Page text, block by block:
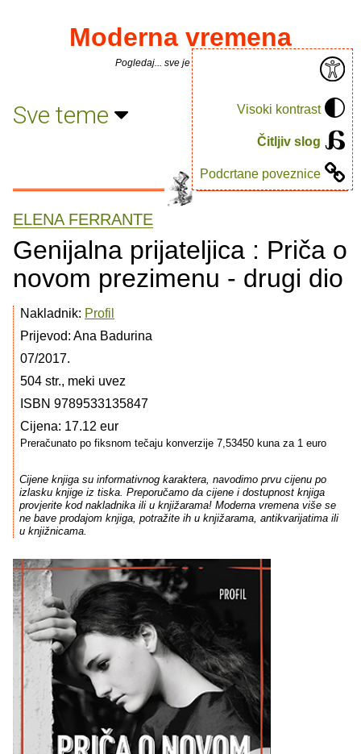
Visoki kontrast
Čitljiv slog
Podcrtane poveznice
Moderna vremena
Pogledaj... sve je puno knjiga.
Sve teme
ELENA FERRANTE
Genijalna prijateljica : Priča o
novom prezimenu - drugi dio
Nakladnik: Profil
Prijevod: Ana Badurina
07/2017.
504 str., meki uvez
ISBN 9789533135847
Cijena: 17.12 eur
Preračunato po fiksnom tečaju konverzije 7,53450 kuna za 1 euro
Cijene knjiga su informativnog karaktera, navodimo prvu cijenu po
izlasku knjige iz tiska. Preporučamo da cijene i dostupnost knjiga
provjerite kod nakladnika ili u knjižarama! Moderna vremena više se
ne bave prodajom knjiga, potražite ih u knjižarama, antikvarijatima ili
u knjižnicama.